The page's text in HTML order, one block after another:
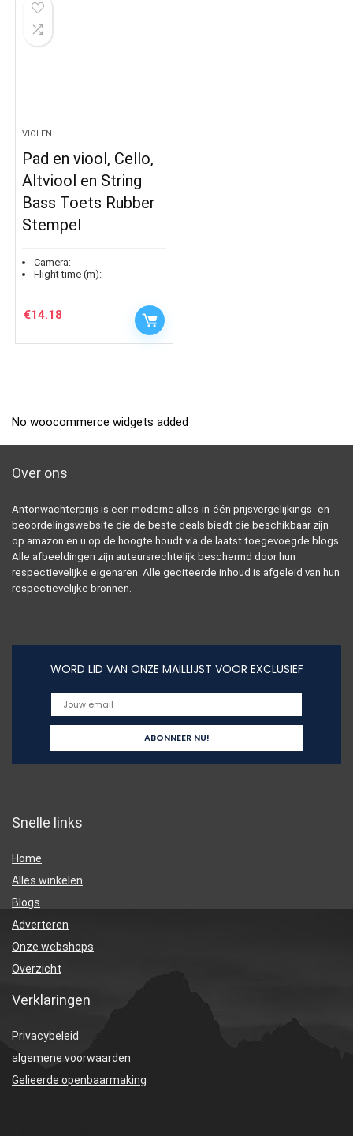
VIOLEN
Pad en viool, Cello,
Altviool en String
Bass Toets Rubber
Stempel
Camera: -
Flight time (m): -
€14.18
No woocommerce widgets added
Over ons
Antonwachterprijs is een moderne alles-in-één prijsvergelijkings- en
beoordelingswebsite die de beste deals biedt die beschikbaar zijn
op amazon en u op de hoogte houdt via de laatst toegevoegde blogs.
Alle afbeeldingen zijn auteursrechtelijk beschermd door hun
respectievelijke eigenaren. Alle geciteerde inhoud is afgeleid van hun
respectievelijke bronnen.
WORD LID VAN ONZE MAILLIJST VOOR EXCLUSIEF
Snelle links
Home
Alles winkelen
Blogs
Adverteren
Onze webshops
Overzicht
Verklaringen
Privacybeleid
algemene voorwaarden
Gelieerde openbaarmaking